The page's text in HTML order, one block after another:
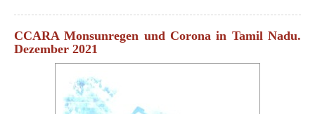
CCARA Monsunregen und Corona in Tamil Nadu.
Dezember 2021